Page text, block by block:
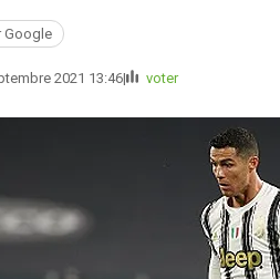
Google
2021 13:46 voter